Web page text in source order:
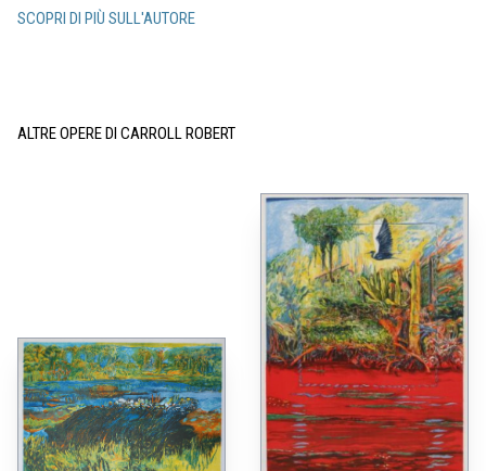
SCOPRI DI PIÙ SULL'AUTORE
ALTRE OPERE DI CARROLL ROBERT